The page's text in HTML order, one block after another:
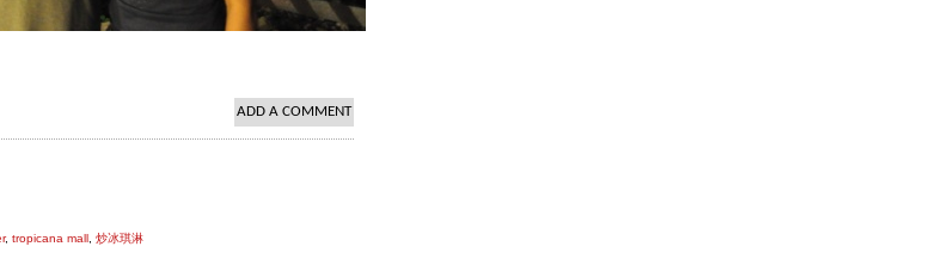
ADD A COMMENT
, tropicana mall , 炒冰琪淋